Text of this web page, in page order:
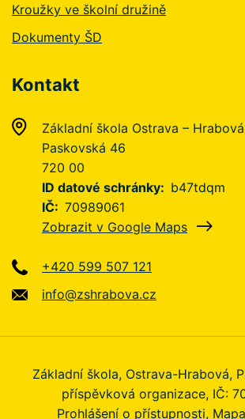
Kroužky ve školní družině
Dokumenty ŠD
Kontakt
Základní škola Ostrava – Hrabová
Paskovská 46
720 00
ID datové schránky
b47tdqm
IČ
70989061
Zobrazit v Google Maps
+420 599 507 121
info@zshrabova.cz
Základní škola, Ostrava-Hrabová,
příspěvková organizace, IČ:
Prohlášení o přístupnosti